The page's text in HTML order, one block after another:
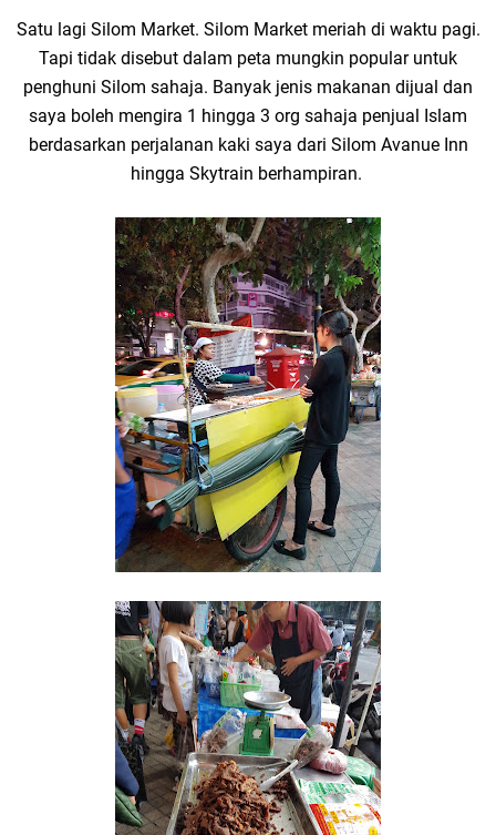
Satu lagi Silom Market. Silom Market meriah di waktu pagi.
Tapi tidak disebut dalam peta mungkin popular untuk
penghuni Silom sahaja. Banyak jenis makanan dijual dan
saya boleh mengira 1 hingga 3 org sahaja penjual Islam
berdasarkan perjalanan kaki saya dari Silom Avanue Inn
hingga Skytrain berhampiran.